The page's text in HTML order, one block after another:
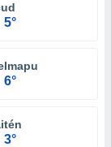
5°
6°
3°